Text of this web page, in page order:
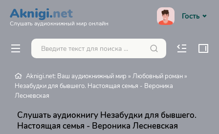
Aknigi.net
Слушать аудиокнижный мир онлайн
Гость
Aknigi.net: Ваш аудиокнижный мир » Любовный роман »
Незабудки для бывшего. Настоящая семья - Вероника
Лесневская
Слушать аудиокнигу Незабудки для бывшего.
Настоящая семья - Вероника Лесневская